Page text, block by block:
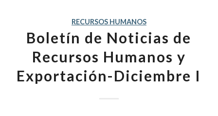
RECURSOS HUMANOS
Boletín de Noticias de
Recursos Humanos y
Exportación-Diciembre I